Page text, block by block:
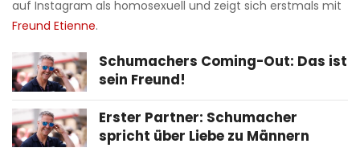
auf Instagram als homosexuell und zeigt sich erstmals mit
Freund Etienne.
Schumachers Coming-Out: Das ist
sein Freund!
Erster Partner: Schumacher
spricht über Liebe zu Männern